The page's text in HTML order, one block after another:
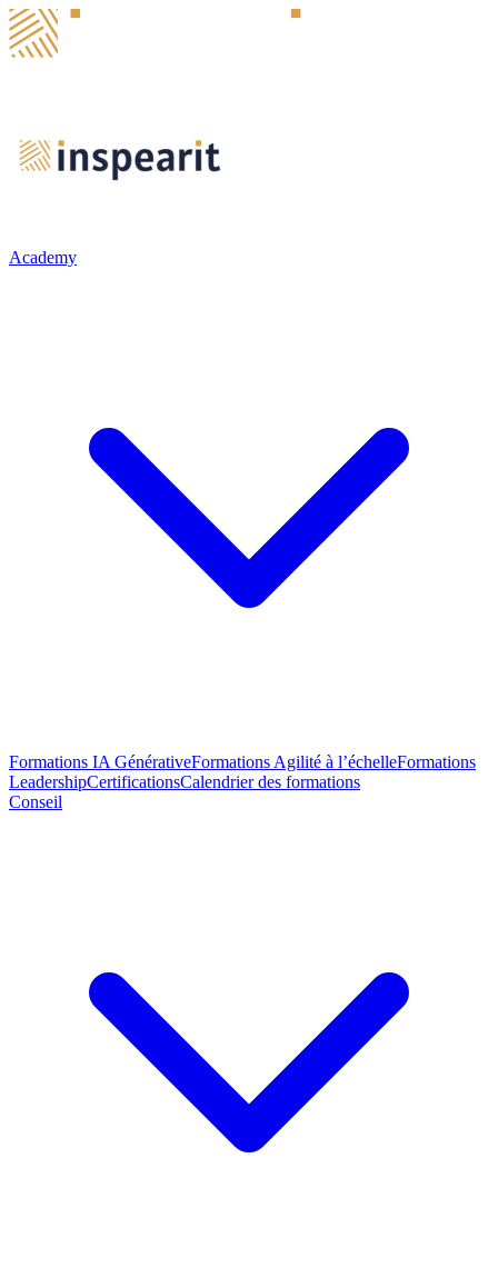
Academy
Formations IA GénérativeFormations Agilité à l’échelleFormations
LeadershipCertificationsCalendrier des formations
Conseil